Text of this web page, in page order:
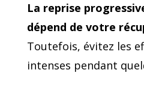
La reprise
dépend de votre
Toutefois, évitez les
intenses pendant